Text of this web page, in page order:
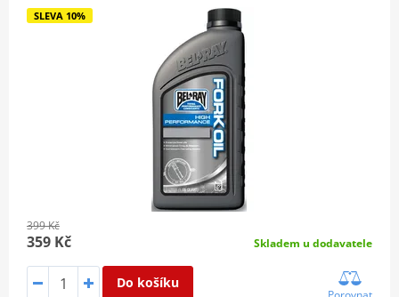
SLEVA 10%
399 Kč
359 Kč Skladem u dodavatele
Do košíku